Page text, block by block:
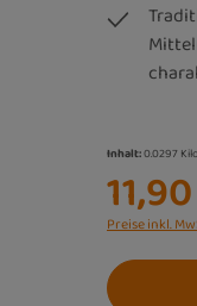
Inhalt:0.0297
Preise inkl.